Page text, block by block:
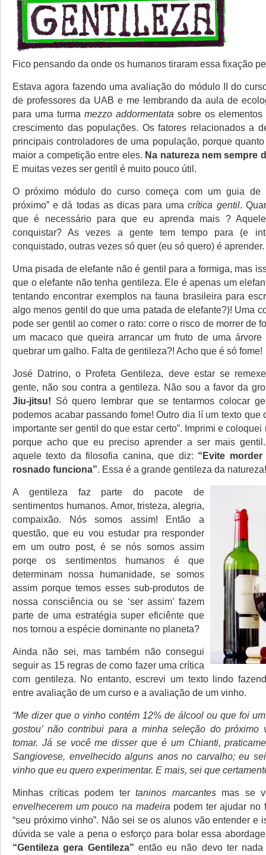
Fico pensando da onde os humanos tiraram essa fixação
Estava agora fazendo uma avaliação do módulo II do
de professores da UAB e me lembrando da aula de
para uma turma mezzo addormentata sobre os
crescimento das populações. Os fatores relacionados a
principais controladores de uma população, porque
maior a competição entre eles. Na natureza nem sempre
E muitas vezes ser gentíl é muito pouco útil.
O próximo módulo do curso começa com um guia de
próximo” e dá todas as dicas para umacrítica gentil.
que é necessário para que eu aprenda mais ?
conquistar? As vezes a gente tem tempo para (e
conquistado, outras vezes só quer (eu só quero) é
Uma pisada de elefante não é gentil para a formiga, mas
que o elefante não tenha gentileza. Ele é apenas um
tentando encontrar exemplos na fauna brasileira para
algo menos gentil do que uma patada de elefante?)! Uma
pode ser gentil ao comer o rato: corre o risco de morrer de
um macaco que queira arrancar um fruto de uma
quebrar um galho. Falta de gentileza?! Acho que é só fome!
José Datrino, o Profeta Gentileza, deve estar se
gente, não sou contra a gentileza. Não sou a favor da
Jiu-jitsu! Só quero lembrar que se tentarmos colocar
podemos acabar passando fome! Outro dia lí um texto que
importante ser gentil do que estar certo”. Imprimi e
porque acho que eu preciso aprender a ser mais
aquele texto da filosofia canina, que diz: “Evite
rosnado funciona”. Essa é a grande gentileza da natureza!
A gentileza faz parte do pacote de
sentimentos humanos. Amor, tristeza, alegria,
compaixão. Nós somos assim! Então a
questão, que eu vou estudar pra responder
em um outro post, é se nós somos assim
porqe os sentimentos humanos é que
determinam nossa humanidade, se somos
assim porque temos esses sub-produtos de
nossa consciência ou se ‘ser assim’ fazem
parte de uma estratégia super eficiênte que
nos tornou a espécie dominante no planeta?
Ainda não sei, mas também não consegui
seguir as 15 regras de como fazer uma crítica
com gentileza. No entanto, escrevi um texto lindo
entre avaliação de um curso e a avaliação de um vinho.
“Me dizer que o vinho contém 12% de álcool ou que foi
gostou’ não contribui para a minha seleção do próximo
tomar. Já se você me disser que é um Chianti,
Sangiovese, envelhecido alguns anos no carvalho; eu
vinho que eu quero experimentar. E mais, sei que
Minhas críticas podem ter taninos marcantesmas se
envelhecerem um pouco na madeira podem ter ajudar no
“seu próximo vinho”. Não sei se os alunos vão entender e
dúvida se vale a pena o esforço para bolar essa
“Gentileza gera Gentileza” então eu não devo ter nada